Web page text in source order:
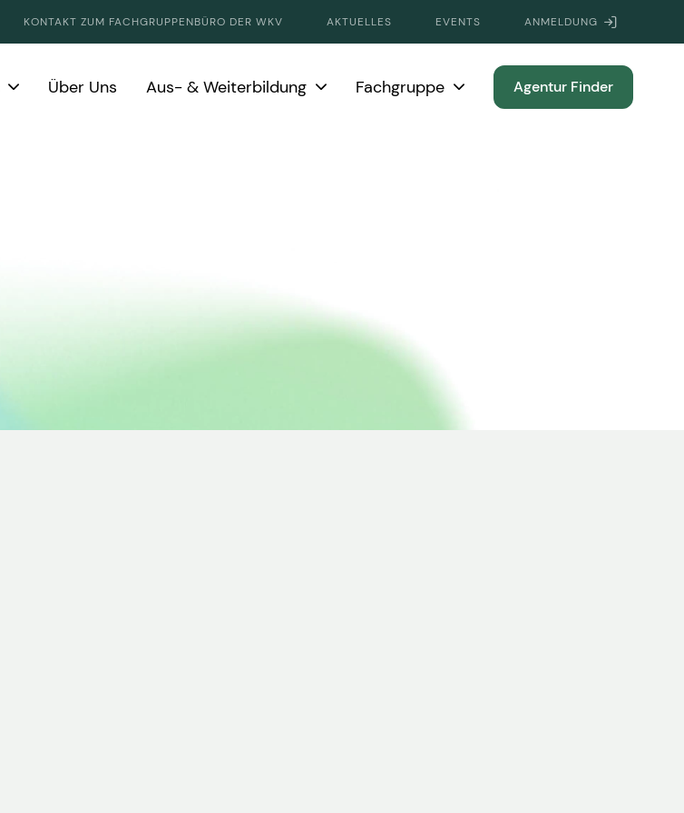
ANMELDUNG
KONTAKT ZUM FACHGRUPPENBÜRO DER WKV AKTUELLES EVENTS
Über Uns Aus- & Weiterbildung Fachgruppe Agentur Finder